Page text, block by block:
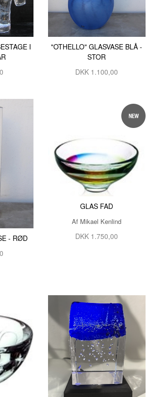
I
"OTHELLO" GLASVASE BLÅ -
STOR
DKK 1.100,00
- RØD
GLAS FAD
Af Mikael Kenlind
DKK 1.750,00